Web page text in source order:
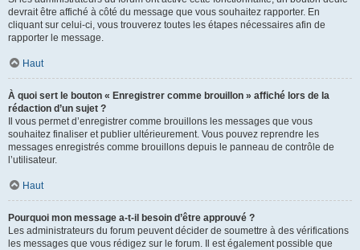
devrait être affiché à côté du message que vous souhaitez rapporter. En
cliquant sur celui-ci, vous trouverez toutes les étapes nécessaires afin de
rapporter le message.
Haut
À quoi sert le bouton « Enregistrer comme brouillon » affiché lors de la
rédaction d’un sujet ?
Il vous permet d’enregistrer comme brouillons les messages que vous
souhaitez finaliser et publier ultérieurement. Vous pouvez reprendre les
messages enregistrés comme brouillons depuis le panneau de contrôle de
l’utilisateur.
Haut
Pourquoi mon message a-t-il besoin d’être approuvé ?
Les administrateurs du forum peuvent décider de soumettre à des vérifications
les messages que vous rédigez sur le forum. Il est également possible que